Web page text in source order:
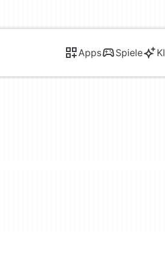
Apps Spiele KI